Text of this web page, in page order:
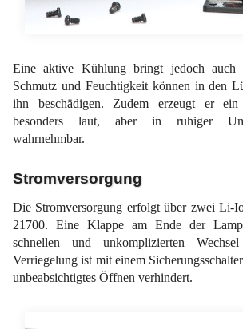
Eine aktive Kühlung bringt jedoch auch
Schmutz und Feuchtigkeit können in den
ihn beschädigen. Zudem erzeugt er
besonders laut, aber in ruhiger
wahrnehmbar.
Stromversorgung
Die Stromversorgung erfolgt über zwei Li-
21700. Eine Klappe am Ende der
schnellen und unkomplizierten
Verriegelung ist mit einem
unbeabsichtigtes Öffnen verhindert.